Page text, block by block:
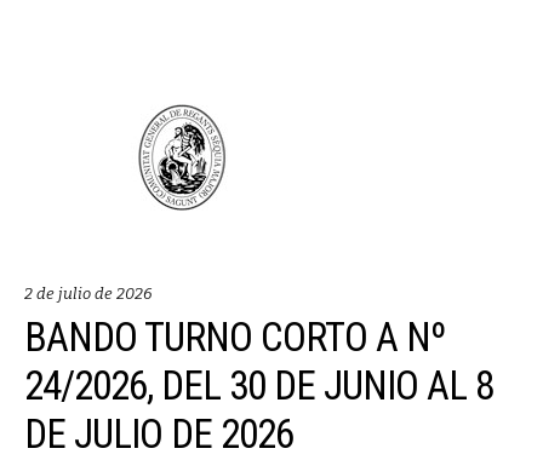
2 de julio de 2026
BANDO TURNO CORTO A Nº
24/2026, DEL 30 DE JUNIO AL 8
DE JULIO DE 2026